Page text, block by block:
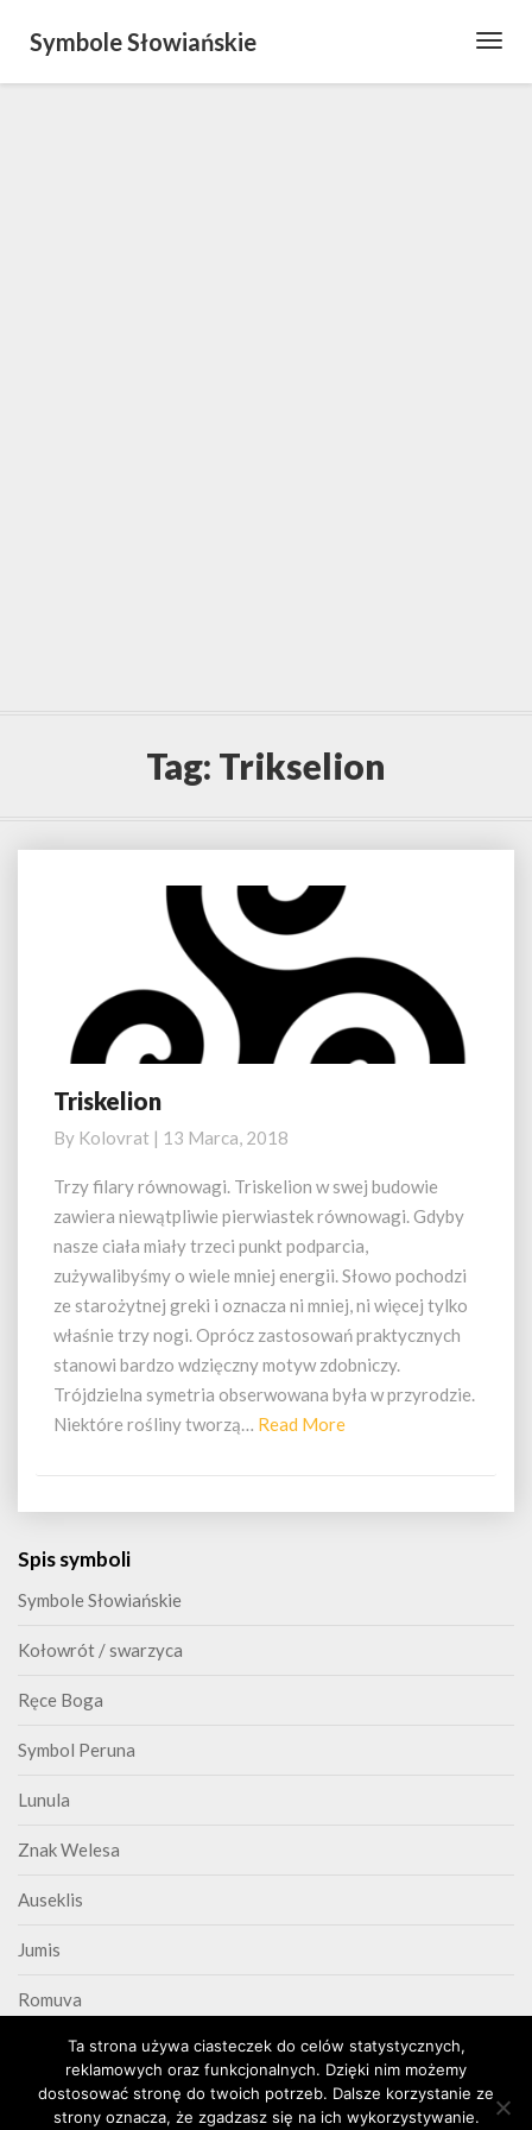
Symbole Słowiańskie
Tag: Trikselion
Triskelion
Triskelion
By Kolovrat | 13 Marca, 2018
Trzy filary równowagi. Triskelion w swej budowie
zawiera niewątpliwie pierwiastek równowagi. Gdyby
nasze ciała miały trzeci punkt podparcia,
zużywalibyśmy o wiele mniej energii. Słowo pochodzi
ze starożytnej greki i oznacza ni mniej, ni więcej tylko
właśnie trzy nogi. Oprócz zastosowań praktycznych
stanowi bardzo wdzięczny motyw zdobniczy.
Trójdzielna symetria obserwowana była w przyrodzie.
Niektóre rośliny tworzą… Read MoreRead
Spis symboli
Symbole Słowiańskie
Kołowrót / swarzyca
Ręce Boga
Symbol Peruna
Lunula
Znak Welesa
Auseklis
Jumis
Romuva
TriskelionTa strona używa ciasteczek do celów statystycznych,
reklamowych oraz funkcjonalnych. Dzięki nim możemy
dostosować stronę do twoich potrzeb. Dalsze korzystanie ze
strony oznacza, że zgadzasz się na ich wykorzystywanie.